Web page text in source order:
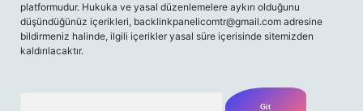
platformudur. Hukuka ve yasal düzenlemelere aykırı olduğunu
düşündüğünüz içerikleri, backlinkpanelicomtr@gmail.com adresine
bildirmeniz halinde, ilgili içerikler yasal süre içerisinde sitemizden
kaldırılacaktır.